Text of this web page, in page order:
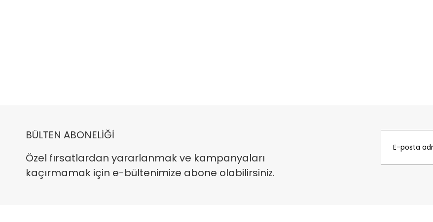
BÜLTEN ABONELİĞİ
Özel fırsatlardan yararlanmak ve kampanyaları
kaçırmamak için e-bültenimize abone olabilirsiniz.